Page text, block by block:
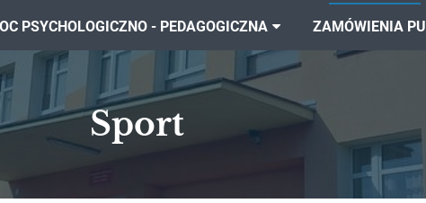
PSYCHOLOGICZNO - PEDAGOGICZNA ZAMÓWIENIA
Sport